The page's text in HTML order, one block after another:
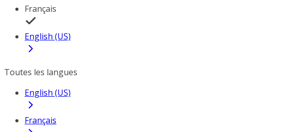
Français
English (US)
Toutes les langues
English (US)
Français